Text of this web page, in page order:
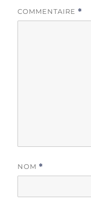
COMMENTAIRE *
NOM *